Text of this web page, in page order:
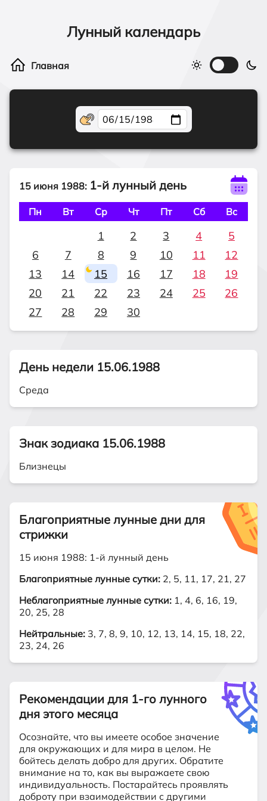
Лунный календарь
15 июня 1988: 1-й лунный день
Пн Вт Ср Чт Пт Сб Вс
1 2 3 4
5
6
7 8 9 10 11
12
13
14 15 16 17 18
19
20
21 22 23 24 25
26
27
28 29 30
День недели 15.06.1988
Среда
Знак зодиака 15.06.1988
Близнецы
Благоприятные лунные дни для
стрижки
15 июня 1988: 1-й лунный день
Благоприятные лунные сутки: 2, 5, 11, 17, 21, 27
Неблагоприятные лунные сутки: 1, 4, 6, 16, 19,
20, 25, 28
Нейтральные: 3, 7, 8, 9, 10, 12, 13, 14, 15, 18, 22,
23, 24, 26
Рекомендации для 1-го лунного
дня этого месяца
Осознайте, что вы имеете особое значение
для окружающих и для мира в целом. Не
бойтесь делать добро для других. Обратите
внимание на то, как вы выражаете свою
индивидуальность. Постарайтесь проявлять
доброту при взаимодействии с другими